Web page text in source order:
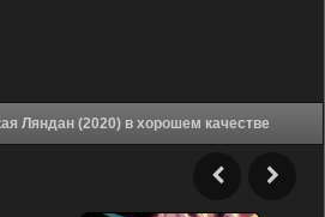
Аниме Асы и маленькая Ляндан (2020) в хорошем качестве